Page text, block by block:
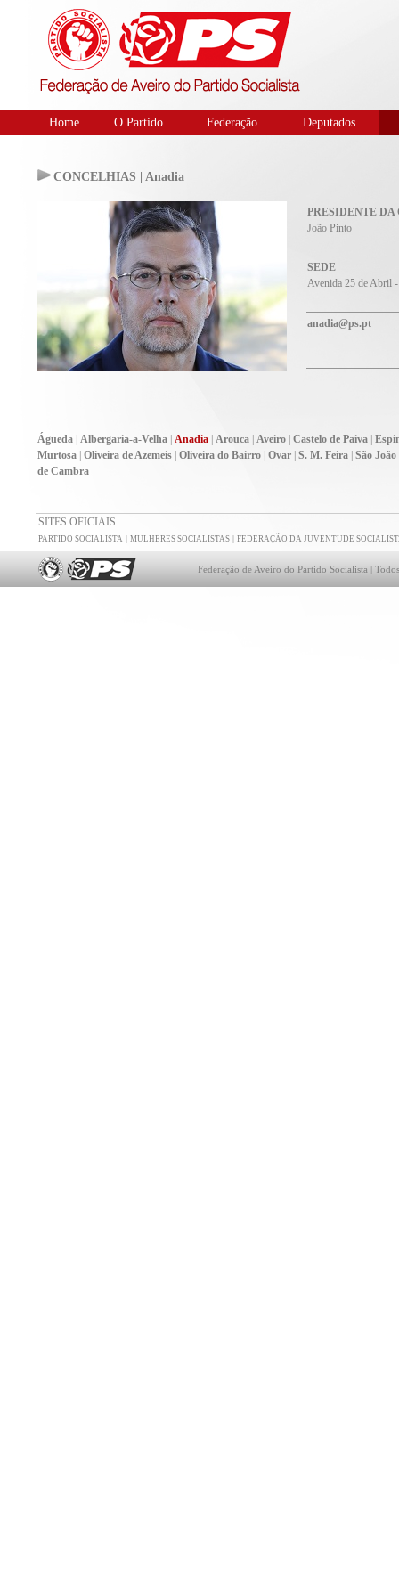
Home O Partido Federação Deputados
CONCELHIAS | Anadia
PRESIDENTE
João Pinto
SEDE
Avenida 25 de Abril
anadia@ps.pt
Águeda| Albergaria-a-Velha| Anadia| Arouca| Aveiro| Castelo de Paiva|
Murtosa| Oliveira de Azemeis| Oliveira do Bairro| Ovar| S. M. Feira| São
de Cambra
SITES OFICIAIS
PARTIDO SOCIALISTA | MULHERES SOCIALISTAS | FEDERAÇÃO DA JUVENTUDE
Federação de Aveiro do Partido Socialista |